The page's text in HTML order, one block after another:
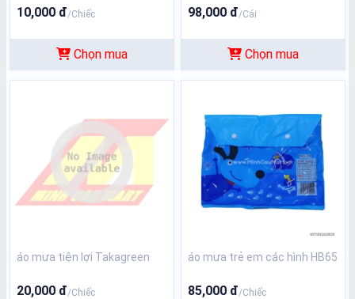
10,000 đ/Chiếc
Chọn mua
98,000 đ/Cái
Chọn mua
áo mưa tiện lợi Takagreen
20,000 đ/Chiếc
áo mưa trẻ em các hình HB65
85,000 đ/Chiếc